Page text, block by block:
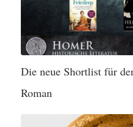
Die neue Shortlist für
Roman